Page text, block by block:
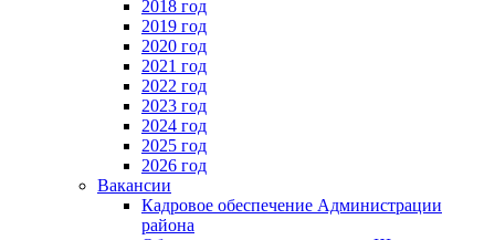
2018 год
2019 год
2020 год
2021 год
2022 год
2023 год
2024 год
2025 год
2026 год
Вакансии
Кадровое обеспечение Администрации
района